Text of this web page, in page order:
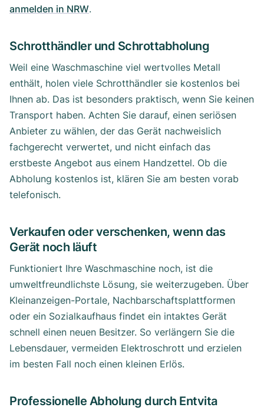
anmelden in NRW.
Schrotthändler und Schrottabholung
Weil eine Waschmaschine viel wertvolles Metall
enthält, holen viele Schrotthändler sie kostenlos bei
Ihnen ab. Das ist besonders praktisch, wenn Sie keinen
Transport haben. Achten Sie darauf, einen seriösen
Anbieter zu wählen, der das Gerät nachweislich
fachgerecht verwertet, und nicht einfach das
erstbeste Angebot aus einem Handzettel. Ob die
Abholung kostenlos ist, klären Sie am besten vorab
telefonisch.
Verkaufen oder verschenken, wenn das
Gerät noch läuft
Funktioniert Ihre Waschmaschine noch, ist die
umweltfreundlichste Lösung, sie weiterzugeben. Über
Kleinanzeigen-Portale, Nachbarschaftsplattformen
oder ein Sozialkaufhaus findet ein intaktes Gerät
schnell einen neuen Besitzer. So verlängern Sie die
Lebensdauer, vermeiden Elektroschrott und erzielen
im besten Fall noch einen kleinen Erlös.
Professionelle Abholung durch Entvita